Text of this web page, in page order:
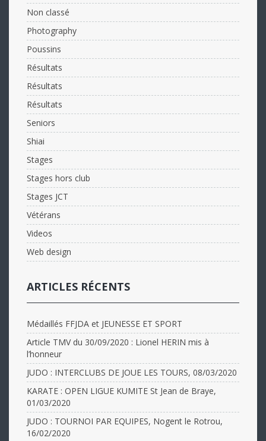
Non classé
Photography
Poussins
Résultats
Résultats
Résultats
Seniors
Shiai
Stages
Stages hors club
Stages JCT
Vétérans
Videos
Web design
ARTICLES RÉCENTS
Médaillés FFJDA et JEUNESSE ET SPORT
Article TMV du 30/09/2020 : Lionel HERIN mis à
l’honneur
JUDO : INTERCLUBS DE JOUE LES TOURS, 08/03/2020
KARATE : OPEN LIGUE KUMITE St Jean de Braye,
01/03/2020
JUDO : TOURNOI PAR EQUIPES, Nogent le Rotrou,
16/02/2020